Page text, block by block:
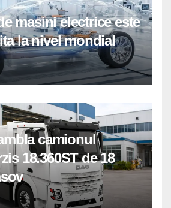
masini electrice este
la nivel mondial
camionul
18.360ST de 18